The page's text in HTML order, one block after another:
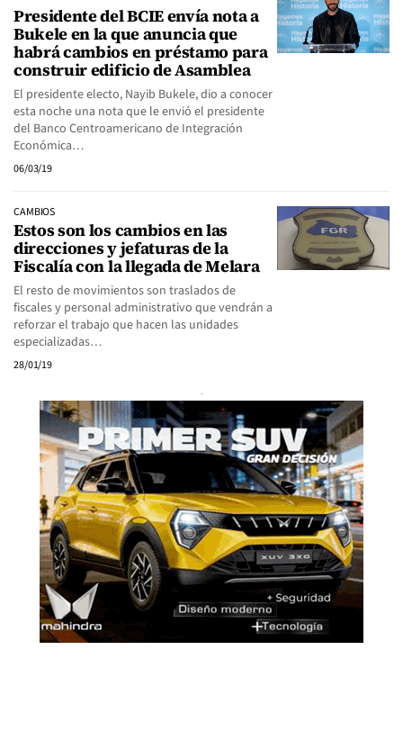
Presidente del BCIE envía nota a
Bukele en la que anuncia que
habrá cambios en préstamo para
construir edificio de Asamblea
El presidente electo, Nayib Bukele, dio a conocer
esta noche una nota que le envió el presidente
del Banco Centroamericano de Integración
Económica…
06/03/19
CAMBIOS
Estos son los cambios en las
direcciones y jefaturas de la
Fiscalía con la llegada de Melara
El resto de movimientos son traslados de
fiscales y personal administrativo que vendrán a
reforzar el trabajo que hacen las unidades
especializadas…
28/01/19